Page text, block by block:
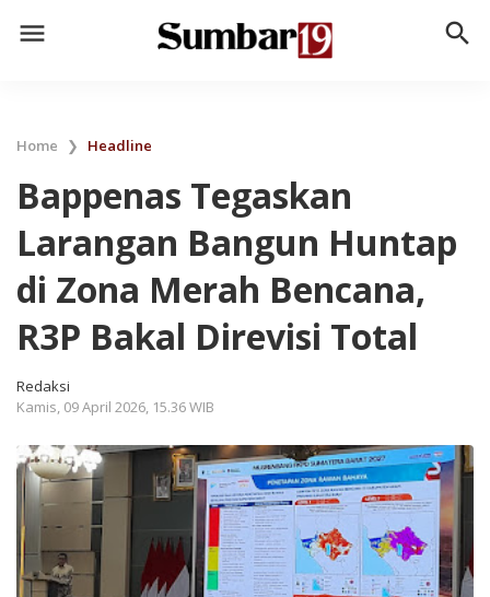
menu search
Home ❯ Headline
Bappenas Tegaskan
Larangan Bangun Huntap
di Zona Merah Bencana,
R3P Bakal Direvisi Total
Redaksi
Kamis, 09 April 2026, 15.36 WIB